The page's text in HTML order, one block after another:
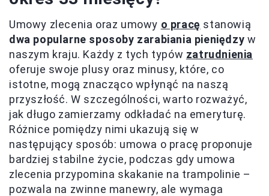
Umowy zlecenia oraz umowy o pracę stanowią
dwa popularne sposoby zarabiania pieniędzy w
naszym kraju. Każdy z tych typów zatrudnienia
oferuje swoje plusy oraz minusy, które, co
istotne, mogą znacząco wpłynąć na naszą
przyszłość. W szczególności, warto rozważyć,
jak długo zamierzamy odkładać na emeryturę.
Różnice pomiędzy nimi ukazują się w
następujący sposób: umowa o pracę proponuje
bardziej stabilne życie, podczas gdy umowa
zlecenia przypomina skakanie na trampolinie –
pozwala na zwinne manewry, ale wymaga